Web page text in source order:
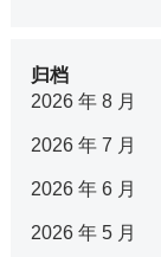
归档
2026 年 8 月
2026 年 7 月
2026 年 6 月
2026 年 5 月